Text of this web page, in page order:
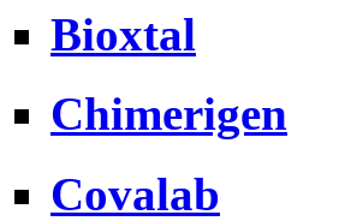
Bioxtal
Chimerigen
Covalab